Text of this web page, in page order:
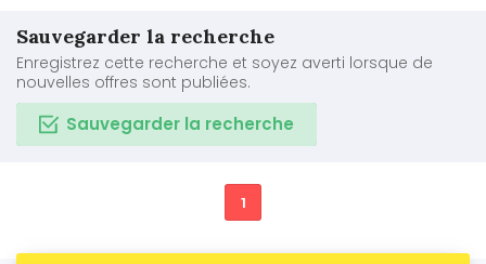
Sauvegarder la recherche
Enregistrez cette recherche et soyez averti lorsque de
nouvelles offres sont publiées.
Sauvegarder la recherche
1